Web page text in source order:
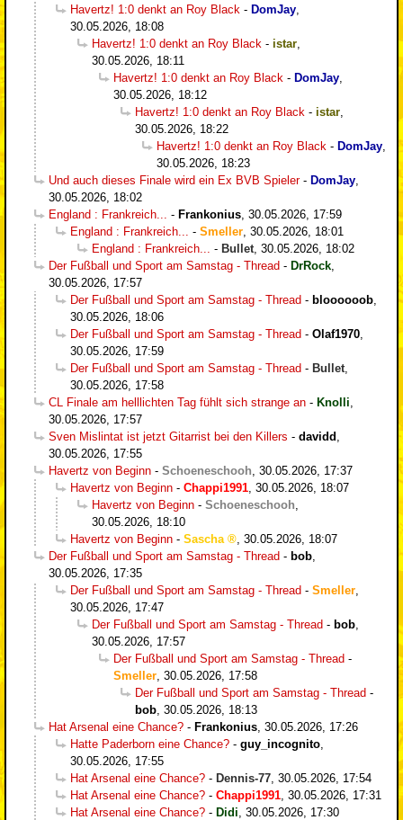
Havertz! 1:0 denkt an Roy Black - DomJay
30.05.2026, 18:08
Havertz! 1:0 denkt an Roy Black - istar
30.05.2026, 18:11
Havertz! 1:0 denkt an Roy Black - DomJay
30.05.2026, 18:12
Havertz! 1:0 denkt an Roy Black - istar
30.05.2026, 18:22
Havertz! 1:0 denkt an Roy Black - DomJay
30.05.2026, 18:23
Und auch dieses Finale wird ein Ex BVB Spieler- DomJay
30.05.2026, 18:02
England : Frankreich...
- Frankonius 30.05.2026, 17:59
England : Frankreich...
- Smeller 30.05.2026, 18:01
England : Frankreich...
- Bullet 30.05.2026, 18:02
Der Fußball und Sport am Samstag - Thread - DrRock
30.05.2026, 17:57
Der Fußball und Sport am Samstag - Thread - bloooooob
30.05.2026, 18:06
Der Fußball und Sport am Samstag - Thread - Olaf1970
30.05.2026, 17:59
Der Fußball und Sport am Samstag - Thread - Bullet
30.05.2026, 17:58
CL Finale am helllichten Tag fühlt sich strange an - Knolli
30.05.2026, 17:57
Sven Mislintat ist jetzt Gitarrist bei den Killers - davidd
30.05.2026, 17:55
Havertz von Beginn - Schoeneschooh 30.05.2026, 17:37
Havertz von Beginn - Chappi1991 30.05.2026, 18:07
Havertz von Beginn - Schoeneschooh
30.05.2026, 18:10
Havertz von Beginn - Sascha
30.05.2026, 18:07
Der Fußball und Sport am Samstag - Thread - bob
30.05.2026, 17:35
Der Fußball und Sport am Samstag - Thread - Smeller
30.05.2026, 17:47
Der Fußball und Sport am Samstag - Thread - bob
30.05.2026, 17:57
Der Fußball und Sport am Samstag - Thread -
Smeller 30.05.2026, 17:58
Der Fußball und Sport am Samstag - Thread -
bob 30.05.2026, 18:13
Hat Arsenal eine Chance? - Frankonius 30.05.2026, 17:26
Hatte Paderborn eine Chance? - guy_incognito
30.05.2026, 17:55
Hat Arsenal eine Chance? - Dennis-77 30.05.2026, 17:54
Hat Arsenal eine Chance? - Chappi1991 30.05.2026, 17:31
Hat Arsenal eine Chance? - Didi 30.05.2026, 17:30